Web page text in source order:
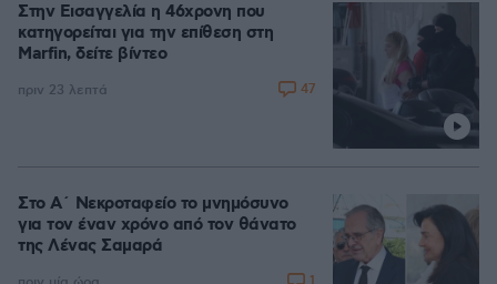
Στην Εισαγγελία η 46χρονη που
κατηγορείται για την επίθεση στη
Marfin, δείτε βίντεο
πριν 23 λεπτά 47
Στο Α΄ Νεκροταφείο το μνημόσυνο
για τον έναν χρόνο από τον θάνατο
της Λένας Σαμαρά